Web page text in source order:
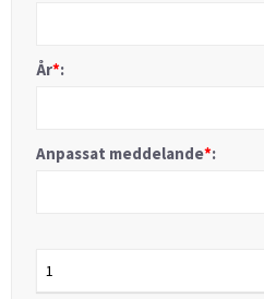
År*:
Anpassat meddelande*:
1